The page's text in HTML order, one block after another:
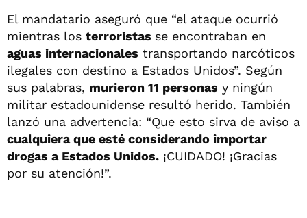
El mandatario aseguró que “el ataque ocurrió
mientras los terroristas se encontraban en
aguas internacionales transportando narcóticos
ilegales con destino a Estados Unidos”. Según
sus palabras, murieron 11 personas y ningún
militar estadounidense resultó herido. También
lanzó una advertencia: “Que esto sirva de aviso a
cualquiera que esté considerando importar
drogas a Estados Unidos. ¡CUIDADO! ¡Gracias
por su atención!”.